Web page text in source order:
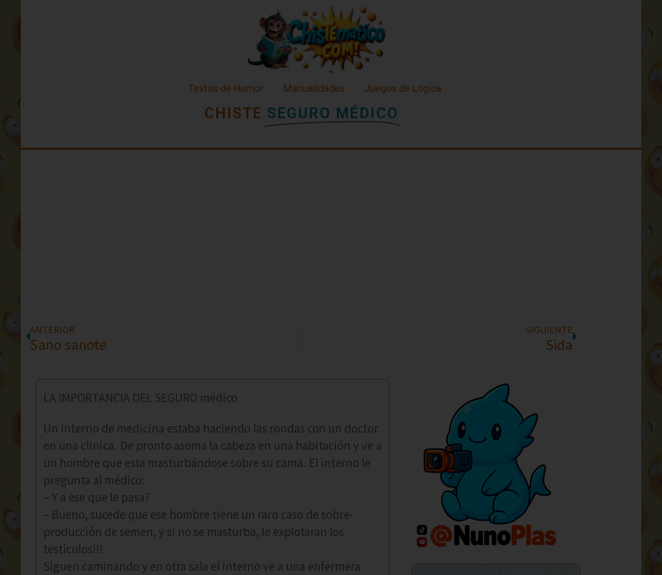
Textos de Humor Manualidades Juegos de Lógica
CHISTE SEGURO MÉDICO
ANTERIOR
Sano sanote
SIGUIENTE
Sida
LA IMPORTANCIA DEL SEGURO médico
Un interno de medicina estaba haciendo las rondas con un doctor
en una clinica. De pronto asoma la cabeza en una habitación y ve a
un hombre que esta masturbándose sobre su cama. El interno le
pregunta al médico:
– Y a ese que le pasa?
– Bueno, sucede que ese hombre tiene un raro caso de sobre-
producción de semen, y si no se masturba, le explotaran los
testículos!!!
Siguen caminando y en otra sala el interno ve a una enfermera